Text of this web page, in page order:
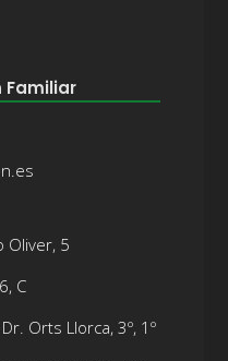
Familiar
Oliver, 5
C
Orts Llorca, 3º, 1º